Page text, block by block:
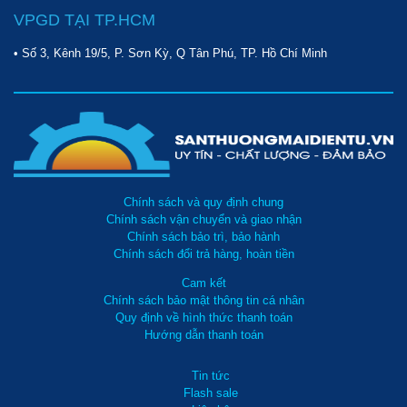
Clean, Palada, Kumisai…
kể trên đều có những đặc điểm riêng, phù hợp với mục đích
VPGD TẠI TP.HCM
• Số 3, Kênh 19/5, P. Sơn Kỳ, Q Tân Phú, TP. Hồ Chí Minh
Chính sách và quy định chung
Chính sách vận chuyển và giao nhận
Chính sách bảo trì, bảo hành
Chính sách đổi trả hàng, hoàn tiền
Cam kết
Chính sách bảo mật thông tin cá nhân
Quy định về hình thức thanh toán
Hướng dẫn thanh toán
Tin tức
Flash sale